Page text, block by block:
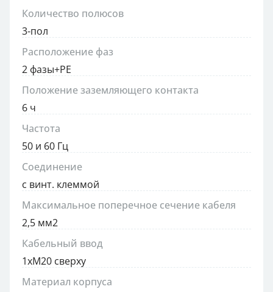
Количество полюсов
3-пол
Расположение фаз
2 фазы+PE
Положение заземляющего контакта
6 ч
Частота
50 и 60 Гц
Соединение
с винт. клеммой
Максимальное поперечное сечение кабеля
2,5 мм2
Кабельный ввод
1xM20 сверху
Материал корпуса